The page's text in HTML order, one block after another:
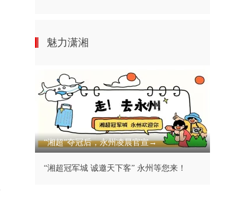
魅力潇湘
“湘超”夺冠后，永州凌晨官宣→
“湘超冠军城 诚邀天下客” 永州等您来！